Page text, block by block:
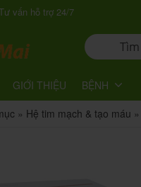
vấn hỗ trợ 24/7
GIỚI THIỆU BỆNH
» Hệ tim mạch & tạo máu »